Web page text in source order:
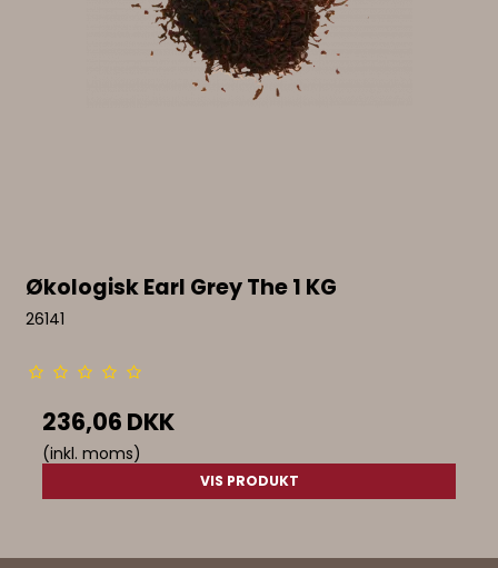
Økologisk Earl Grey The 1 KG
26141
236,06 DKK
(inkl. moms)
VIS PRODUKT